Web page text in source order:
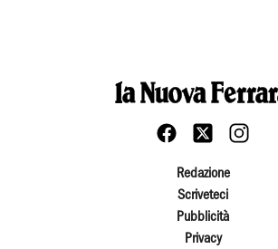
Redazione
Scriveteci
Pubblicità
Privacy